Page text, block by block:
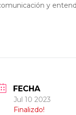
y
FECHA
Jul 10 2023
Finalizdo!